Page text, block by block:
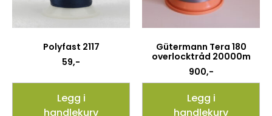
Polyfast 2117
59,-
Legg i
handlekurv
Gütermann Tera 180
overlocktråd 20000m
900,-
Legg i
handlekurv